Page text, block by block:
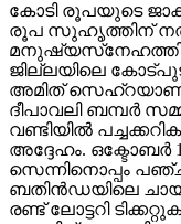
കോടി രൂപയുടെ
രൂപ സുഹൃത്തിന്
ജില്ലയിലെ
അമിത് സെഹ്‌റയാണ്
ദീപാവലി ബമ്പര്‍
വണ്ടിയില്‍
അദ്ദേഹം.
സെന്നിനൊപ്പം
ബതിന്‍ഡയിലെ
രണ്ട് ലോട്ടറി